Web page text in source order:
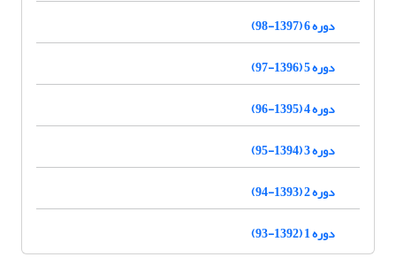
دوره 6 (1397-98)
دوره 5 (1396-97)
دوره 4 (1395-96)
دوره 3 (1394-95)
دوره 2 (1393-94)
دوره 1 (1392-93)